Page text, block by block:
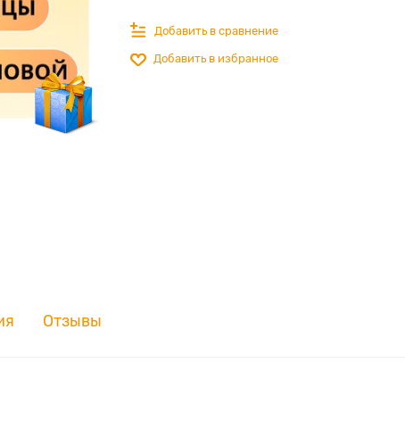
Добавить в сравнение
Добавить в избранное
Отзывы